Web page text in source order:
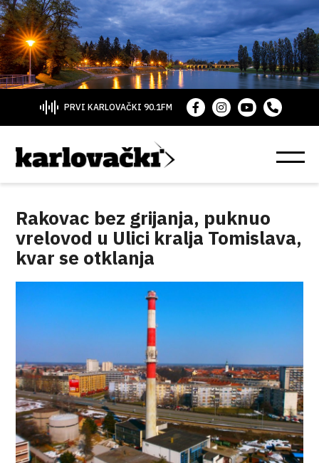
PRVI KARLOVAČKI 90.1FM
Rakovac bez grijanja, puknuo
vrelovod u Ulici kralja Tomislava,
kvar se otklanja